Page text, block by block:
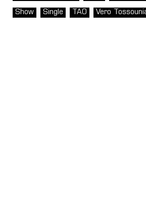
Show Single TAO Vero